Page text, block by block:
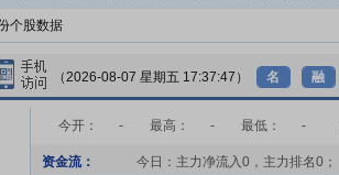
个股数据
（2026-08-07 星期五 17:37:47） 名 融
今开： - 最高： - 最低： -
资金流： 今日：主力净流入0 ，主力排名0 ；